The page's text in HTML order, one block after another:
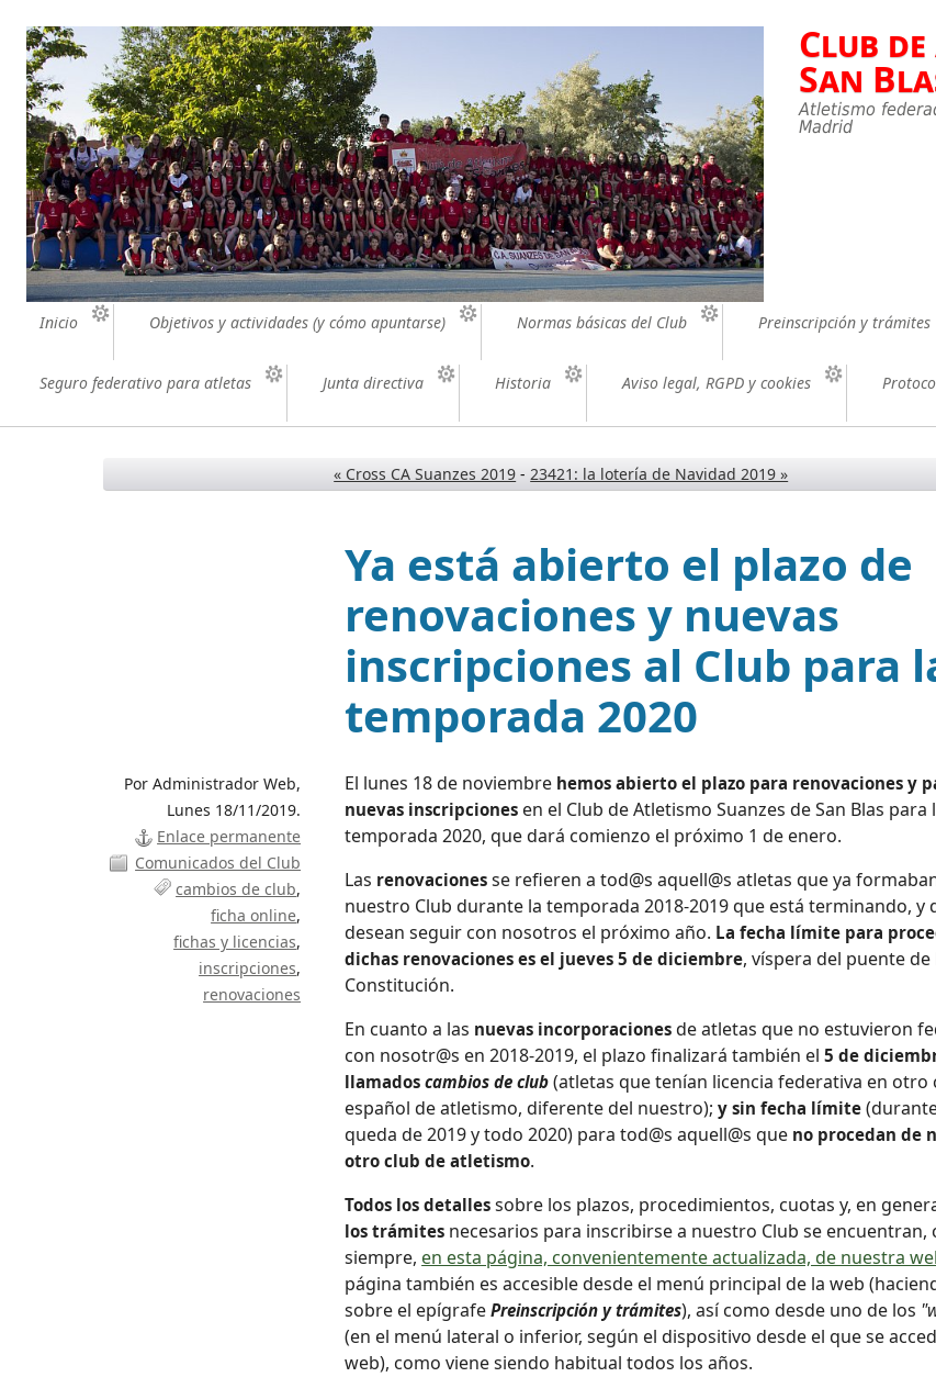
Club
San
Atletismo
Madrid
Inicio Objetivos y actividades (y cómo apuntarse) Normas básicas del Club Preinscripción y trámites
Seguro federativo para atletas Junta directiva Historia Aviso legal, RGPD y cookies
« Cross CA Suanzes 2019 - 23421: la lotería de Navidad 2019 »
Ya está abierto el plazo de
renovaciones y nuevas
inscripciones al Club para
temporada 2020
Por Administrador Web,
Lunes 18/11/2019.
Enlace permanente
Comunicados del Club
cambios de club
ficha online
fichas y licencias
inscripciones
renovaciones
El lunes 18 de noviembre hemos abierto el plazo para renovaciones y
nuevas inscripciones en el Club de Atletismo Suanzes de San Blas para
temporada 2020, que dará comienzo el próximo 1 de enero.
Las renovaciones se refieren a tod@s aquell@s atletas que ya
nuestro Club durante la temporada 2018-2019 que está terminando, y
desean seguir con nosotros el próximo año. La fecha límite para
dichas renovaciones es el jueves 5 de diciembre, víspera del puente de
Constitución.
En cuanto a las nuevas incorporaciones de atletas que no estuvieron
con nosotr@s en 2018-2019, el plazo finalizará también el5 de
llamadoscambios de club (atletas que tenían licencia federativa en otro
español de atletismo, diferente del nuestro);y sin fecha límite
queda de 2019 y todo 2020) para tod@s aquell@s que no procedan de
otro club de atletismo.
Todos los detalles sobre los plazos, procedimientos, cuotas y, en
los trámites necesarios para inscribirse a nuestro Club se encuentran,
siempre, en esta página, convenientemente actualizada, de nuestra
página también es accesible desde el menú principal de la web
sobre el epígrafePreinscripción y trámites), así como desde uno de los
(en el menú lateral o inferior, según el dispositivo desde el que se
web), como viene siendo habitual todos los años.